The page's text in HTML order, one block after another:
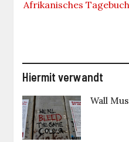
Afrikanisches
Hiermit verwandt
Wall